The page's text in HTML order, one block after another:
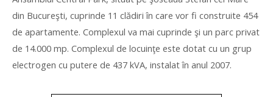
din Bucureşti, cuprinde 11 clădiri în care vor fi construite 454
de apartamente. Complexul va mai cuprinde şi un parc privat
de 14.000 mp. Complexul de locuinţe este dotat cu un grup
electrogen cu putere de 437 kVA, instalat în anul 2007.